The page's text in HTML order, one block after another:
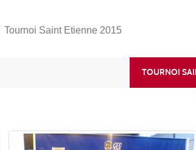
Tournoi Saint Etienne 2015
TOURNOI